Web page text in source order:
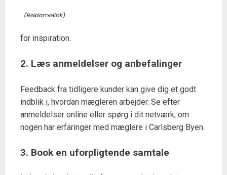
for inspiration.
2. Læs anmeldelser og anbefalinger
Feedback fra tidligere kunder kan give dig et godt
indblik i, hvordan mægleren arbejder. Se efter
anmeldelser online eller spørg i dit netværk, om
nogen har erfaringer med mæglere i Carlsberg Byen.
3. Book en uforpligtende samtale